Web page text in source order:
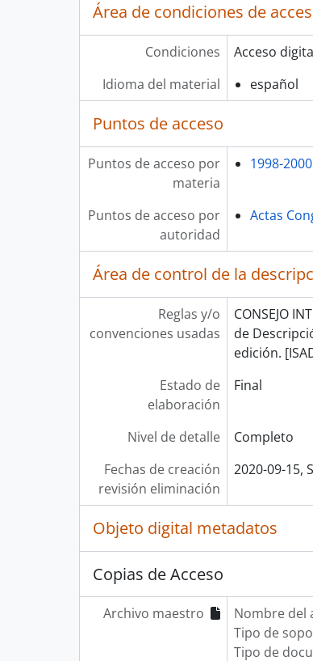
Área de condiciones de
Condiciones
Acceso
Idioma del material
español
Puntos de acceso
Puntos de acceso por
materia
1998-2000
Puntos de acceso por
autoridad
Actas
Área de control de la
Reglas y/o
convenciones usadas
CONSEJO
de
edición.
Estado de
elaboración
Final
Nivel de detalle
Completo
Fechas de creación
revisión eliminación
2020-09-15,
Objeto digital metadatos
Copias de Acceso
Archivo maestro Nombre del
Tipo de
Tipo de